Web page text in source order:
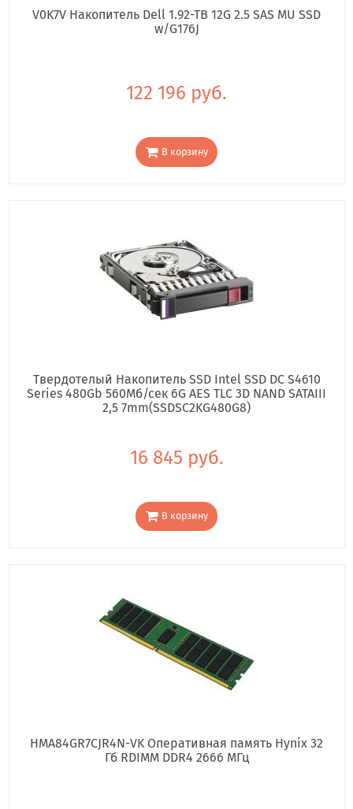
V0K7V Накопитель Dell 1.92-TB 12G 2.5 SAS MU SSD
w/G176J
122 196 руб.
В корзину
Твердотелый Накопитель SSD Intel SSD DC S4610
Series 480Gb 560Мб/сек 6G AES TLC 3D NAND SATAIII
2,5 7mm(SSDSC2KG480G8)
16 845 руб.
В корзину
HMA84GR7CJR4N-VK Оперативная память Hynix 32
Гб RDIMM DDR4 2666 МГц